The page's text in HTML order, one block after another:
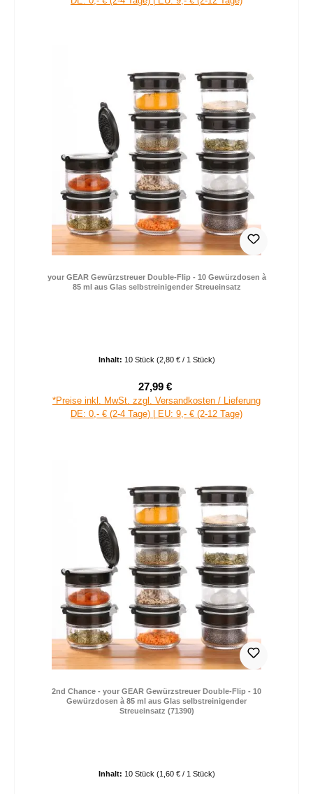
your GEAR Gewürzstreuer Double-Flip - 10 Gewürzdosen à
85 ml aus Glas selbstreinigender Streueinsatz
Inhalt: 10 Stück (2,80 € / 1 Stück)
Verkaufspreis:
27,99 €
*Preise inkl. MwSt. zzgl. Versandkosten / Lieferung
DE: 0,- € (2-4 Tage) | EU: 9,- € (2-12 Tage)
2nd Chance - your GEAR Gewürzstreuer Double-Flip - 10
Gewürzdosen à 85 ml aus Glas selbstreinigender
Streueinsatz (71390)
Inhalt: 10 Stück (1,60 € / 1 Stück)